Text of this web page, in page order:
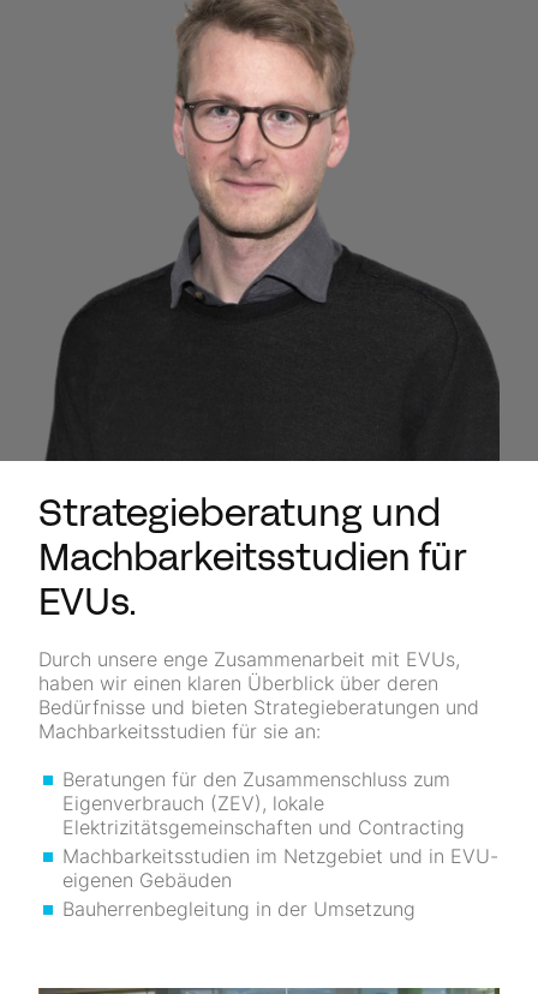
Strategieberatung und
Machbarkeitsstudien für
EVUs.
Durch unsere enge Zusammenarbeit mit EVUs,
haben wir einen klaren Überblick über deren
Bedürfnisse und bieten Strategieberatungen und
Machbarkeitsstudien für sie an:
Beratungen für den Zusammenschluss zum
Eigenverbrauch (ZEV), lokale
Elektrizitätsgemeinschaften und Contracting
Machbarkeitsstudien im Netzgebiet und in EVU-
eigenen Gebäuden
Bauherrenbegleitung in der Umsetzung